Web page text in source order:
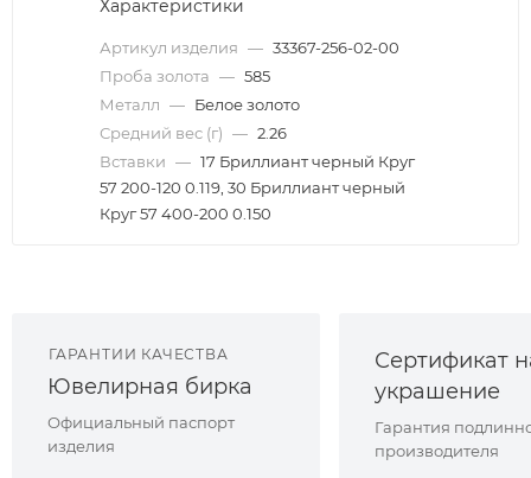
Характеристики
Артикул изделия — 33367-256-02-00
Проба золота — 585
Металл — Белое золото
Средний вес (г) — 2.26
Вставки — 17 Бриллиант черный Круг
57 200-120 0.119, 30 Бриллиант черный
Круг 57 400-200 0.150
ГАРАНТИИ КАЧЕСТВА
Ювелирная бирка
Официальный паспорт
изделия
Сертификат
украшение
Гарантия
производителя